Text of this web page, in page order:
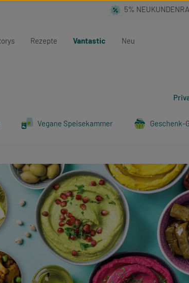
Rezepte Vantastic Neu
Vegane Speisekammer Geschenk-